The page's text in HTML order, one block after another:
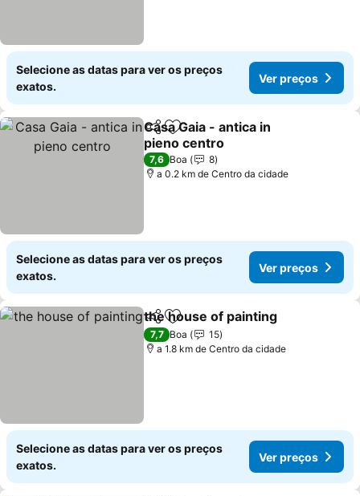
Selecione as datas para ver os preços
exatos.
Ver preços
PartilharAdicionar aos favoritos
Casa Gaia - antica in
pieno centro
7,6 Boa
8
a 0.2 km de Centro da cidade
Selecione as datas para ver os preços
exatos.
Ver preços
PartilharAdicionar aos favoritos
the house of painting
7,7 Boa
15
a 1.8 km de Centro da cidade
Selecione as datas para ver os preços
exatos.
Ver preços